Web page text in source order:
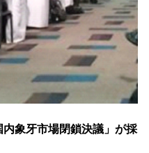
象牙市場閉鎖決議」が採